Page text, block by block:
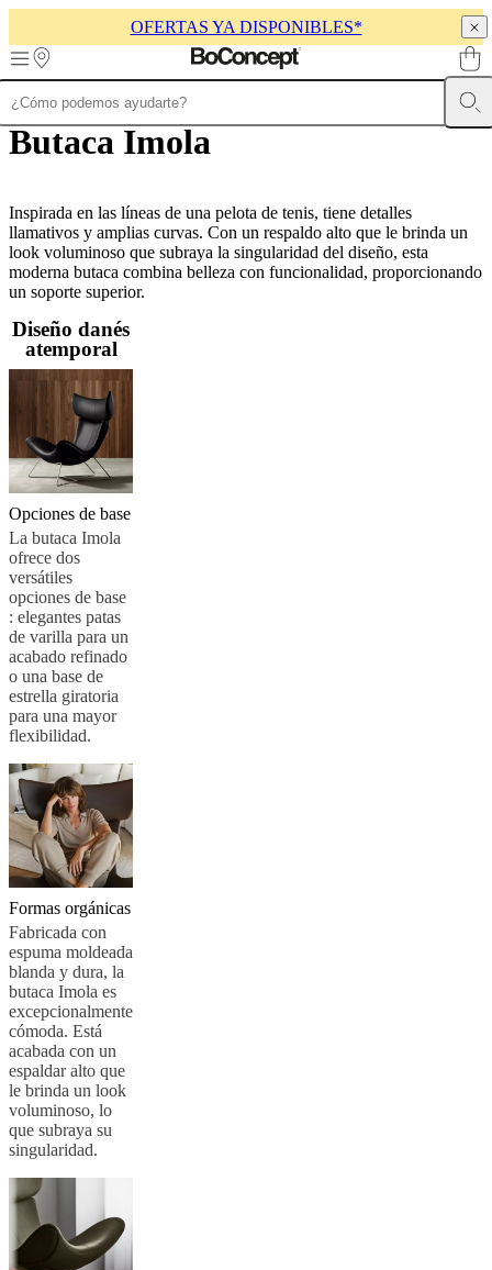
OFERTAS YA DISPONIBLES*
Skip to main content
MueblesSofásSillasMesasAlmacenamiento Lámparas
de
mesasColecciones
de
sillas Butacas
ColeccionesBeds
collections Colecciones
almacenamientoColecciones
accesoriosColección
tejidos
pielesOutlet
de
mueblesEspaciosSalas
al
aire
libreEspacios
pequeñosOficinas
en
casaBoConcept
+
Helena
ChristensenInspiración
al
clienteContactoEntrega
del
productoInstrucciones
de
montajeGarantíaLegal
de
decoración
de
interiores
gratisSolicita
muestras
gratis
Buscar
una
tiendaAcerca
de
BoConceptValores
social
corporativaLa
historiaSala
de
prensaArtesanía
y
calidadConoce
a
nuestros
diseñadores
and
certificationsDeclaración
Butaca Imola
Inspirada en las líneas de una pelota de tenis, tiene detalles
llamativos y amplias curvas. Con un respaldo alto que le brinda un
look voluminoso que subraya la singularidad del diseño, esta
moderna butaca combina belleza con funcionalidad, proporcionando
un soporte superior.
Diseño danés
atemporal
Opciones de base
La butaca Imola
ofrece dos
versátiles
opciones de base
: elegantes patas
de varilla para un
acabado refinado
o una base de
estrella giratoria
para una mayor
flexibilidad.
Formas orgánicas
Fabricada con
espuma moldeada
blanda y dura, la
butaca Imola es
excepcionalmente
cómoda. Está
acabada con un
espaldar alto que
le brinda un look
voluminoso, lo
que subraya su
singularidad.